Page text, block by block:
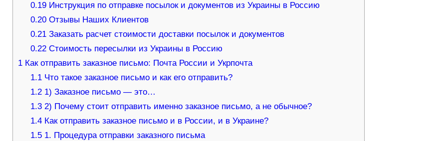
0.19 Инструкция по отправке посылок и документов из Украины в Россию
0.20 Отзывы Наших Клиентов
0.21 Заказать расчет стоимости доставки посылок и документов
0.22 Стоимость пересылки из Украины в Россию
1Как отправить заказное письмо: Почта России и Укрпочта
1.1 Что такое заказное письмо и как его отправить?
1.2 1) Заказное письмо — это…
1.3 2) Почему стоит отправить именно заказное письмо, а не обычное?
1.4 Как отправить заказное письмо и в России, и в Украине?
1.5 1. Процедура отправки заказного письма